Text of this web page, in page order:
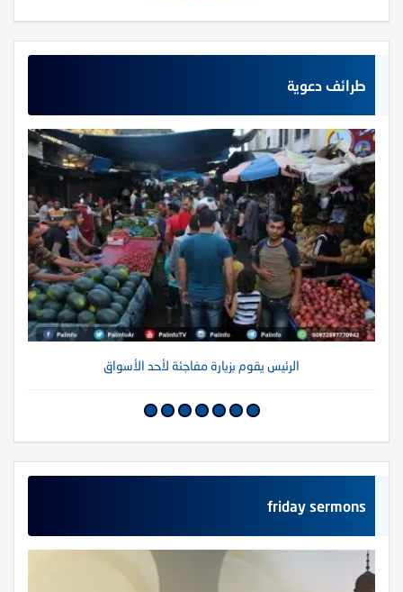
طرائف دعوية
الرئيس يقوم بزيارة مفاجئة لأحد الأسواق
friday sermons